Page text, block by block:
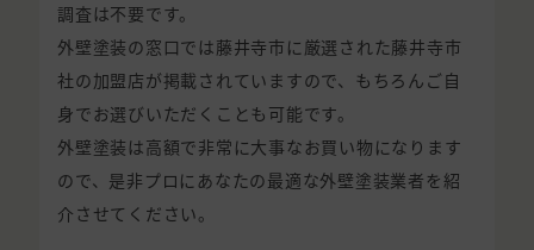
調査は不要です。
外壁塗装の窓口では藤井寺市に厳選された藤井寺市
社の加盟店が掲載されていますので、もちろんご自
身でお選びいただくことも可能です。
外壁塗装は高額で非常に大事なお買い物になります
ので、是非プロにあなたの最適な外壁塗装業者を紹
介させてください。